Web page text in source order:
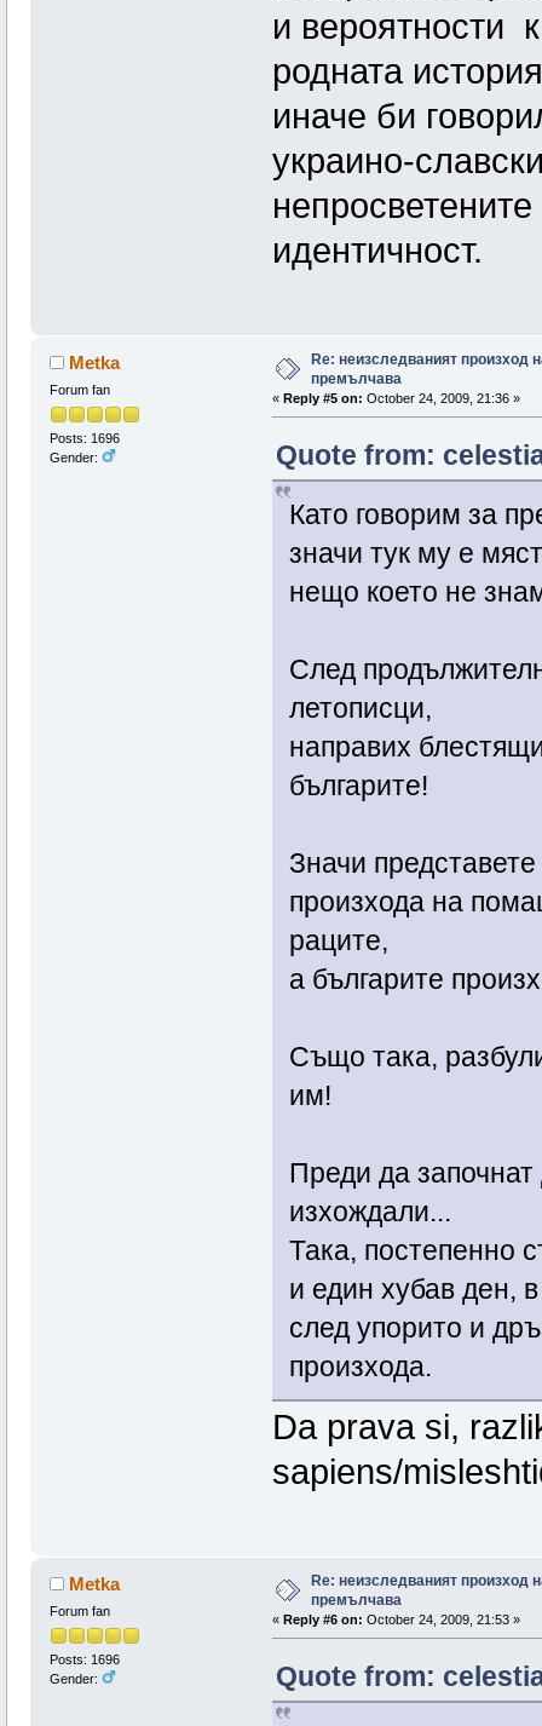
и вероятности
родната
иначе би
украино-
идентичност.
Metka
Forum fan
Posts: 1696
Gender:
Re: неизследваният произход
премълчава
« Reply #5 on: October 24, 2009, 21:36 »
Quote from:
Като говорим за
значи тук му е
нещо което не
След
летописци,
направих
българите!
Значи
произхода на
раците,
а българите
Също така,
им!
Преди да
изхождали...
Така, постепенно
и един хубав ден,
след упорито и
произхода.
Da prava si,
sapiens/
Metka
Forum fan
Posts: 1696
Gender:
Re: неизследваният произход
премълчава
« Reply #6 on: October 24, 2009, 21:53 »
Quote from: